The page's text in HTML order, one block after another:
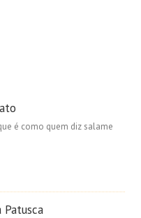
é como quem diz salame